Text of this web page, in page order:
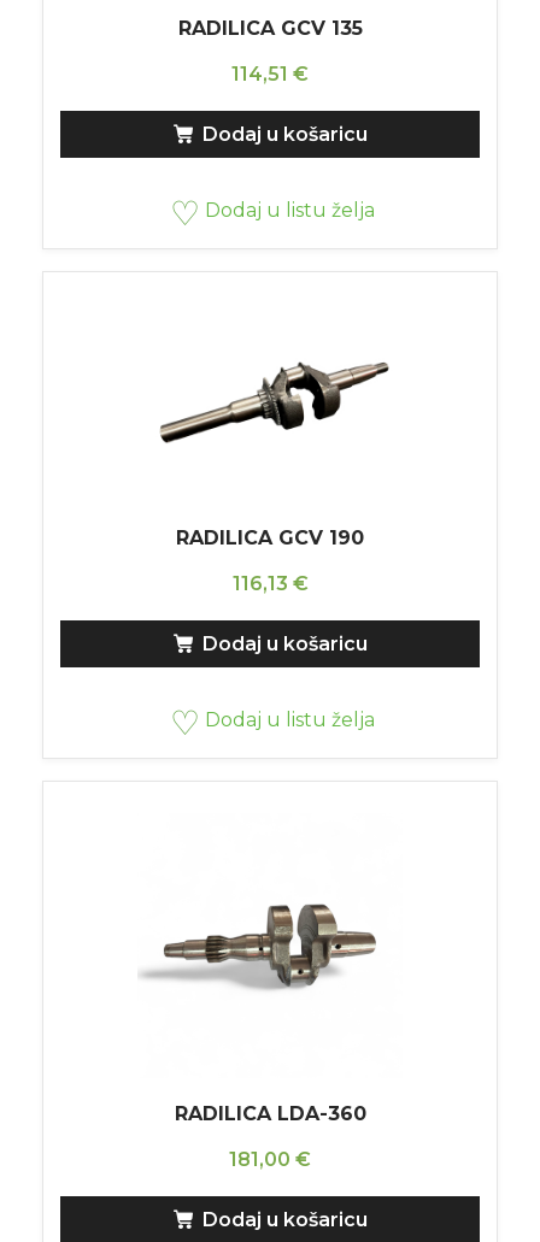
RADILICA GCV 135
114,51 €
Dodaj u košaricu
Dodaj u listu želja
RADILICA GCV 190
116,13 €
Dodaj u košaricu
Dodaj u listu želja
RADILICA LDA-360
181,00 €
Dodaj u košaricu